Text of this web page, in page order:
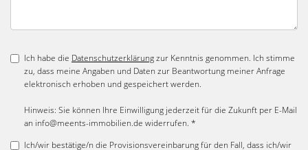
Ich habe die Datenschutzerklärungzur Kenntnis genommen. Ich stimme
zu, dass meine Angaben und Daten zur Beantwortung meiner Anfrage
elektronisch erhoben und gespeichert werden.
Hinweis: Sie können Ihre Einwilligung jederzeit für die Zukunft per E-Mail
an info@meents-immobilien.de widerrufen. *
Ich/wir bestätige/n die Provisionsvereinbarung für den Fall, dass ich/wir